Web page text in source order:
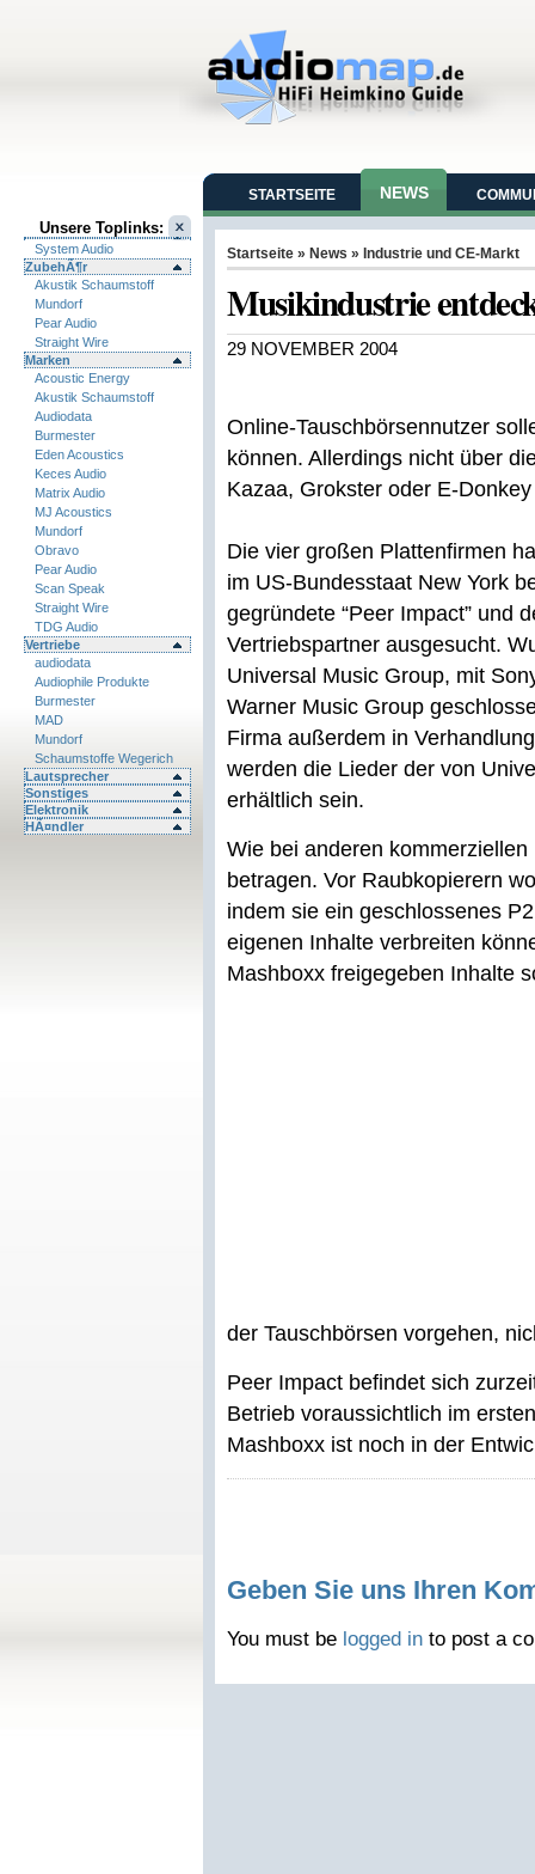
Unsere Toplinks:
System Audio
ZubehÃ¶r
Akustik Schaumstoff
Mundorf
Pear Audio
Straight Wire
Marken
Acoustic Energy
Akustik Schaumstoff
Audiodata
Burmester
Eden Acoustics
Keces Audio
Matrix Audio
MJ Acoustics
Mundorf
Obravo
Pear Audio
Scan Speak
Straight Wire
TDG Audio
Vertriebe
audiodata
Audiophile Produkte
Burmester
MAD
Mundorf
Schaumstoffe Wegerich
Lautsprecher
Sonstiges
Elektronik
HÃ¤ndler
STARTSEITE NEWS
Startseite » News » Industrie und CE-Markt
Musikindustrie
29 NOVEMBER 2004
Online-Tauschbörsennutzer
können. Allerdings nicht über
Kazaa, Grokster oder E-
Die vier großen Plattenfirmen
im US-Bundesstaat New York
gegründete “Peer Impact” und
Vertriebspartner ausgesucht.
Universal Music Group, mit
Warner Music Group
Firma außerdem in
werden die Lieder der von
erhältlich sein.
Wie bei anderen
betragen. Vor Raubkopierern
indem sie ein geschlossenes
eigenen Inhalte verbreiten
Mashboxx freigegeben Inhalte
der Tauschbörsen vorgehen,
Peer Impact befindet sich
Betrieb voraussichtlich im
Mashboxx ist noch in der
Geben Sie uns Ihren
You must be logged in to post a